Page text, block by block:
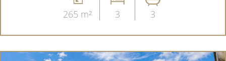
265 m² 3 3